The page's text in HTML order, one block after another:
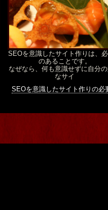
SEOを意識したサイト作りは、
のあることです。
なぜなら、何も意識せずに自分
なサイ
SEOを意識したサイト作りの必